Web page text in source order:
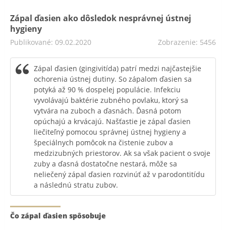
Zápal ďasien ako dôsledok nesprávnej ústnej
hygieny
Publikované: 09.02.2020 Zobrazenie: 5456
Zápal ďasien (gingivitída) patrí medzi najčastejšie
ochorenia ústnej dutiny. So zápalom ďasien sa
potyká až 90 % dospelej populácie. Infekciu
vyvolávajú baktérie zubného povlaku, ktorý sa
vytvára na zuboch a ďasnách. Ďasná potom
opúchajú a krvácajú. Našťastie je zápal ďasien
liečiteľný pomocou správnej ústnej hygieny a
špeciálnych pomôcok na čistenie zubov a
medzizubných priestorov. Ak sa však pacient o svoje
zuby a ďasná dostatočne nestará, môže sa
neliečený zápal ďasien rozvinúť až v parodontitídu
a následnú stratu zubov.
Čo zápal ďasien spôsobuje